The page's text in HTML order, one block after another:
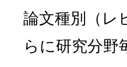
論文種別（レ
らに研究分野